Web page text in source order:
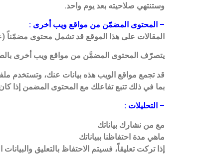
وستنتهي صلاحيته بعد يوم واحد.
– المحتوى المضمّن من مواقع ويب أخرى :
المقالات على هذا الموقع قد تشمل محتوى مضمّناً
يتصرّف المحتوى المضمَّن من مواقع ويب أخرى
قد تجمع مواقع الويب هذه بيانات عنك، وتستخدم
بما في ذلك تتبع تفاعلك مع المحتوى المضمن إذا
– التحليلات :
مع من نشارك بياناتك
ماهي مدة احتفاظنا ببياناتك
إذا تركت تعليقاً، فسيتم الاحتفاظ بالتعليق